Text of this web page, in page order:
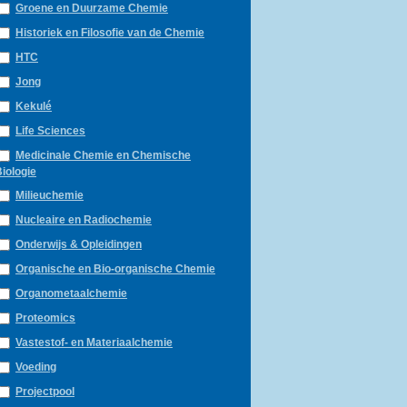
Groene en Duurzame Chemie
Historiek en Filosofie van de Chemie
HTC
Jong
Kekulé
Life Sciences
Medicinale Chemie en Chemische
Milieuchemie
Nucleaire en Radiochemie
Onderwijs & Opleidingen
Organische en Bio-organische Chemie
Organometaalchemie
Proteomics
Vastestof- en Materiaalchemie
Voeding
Projectpool